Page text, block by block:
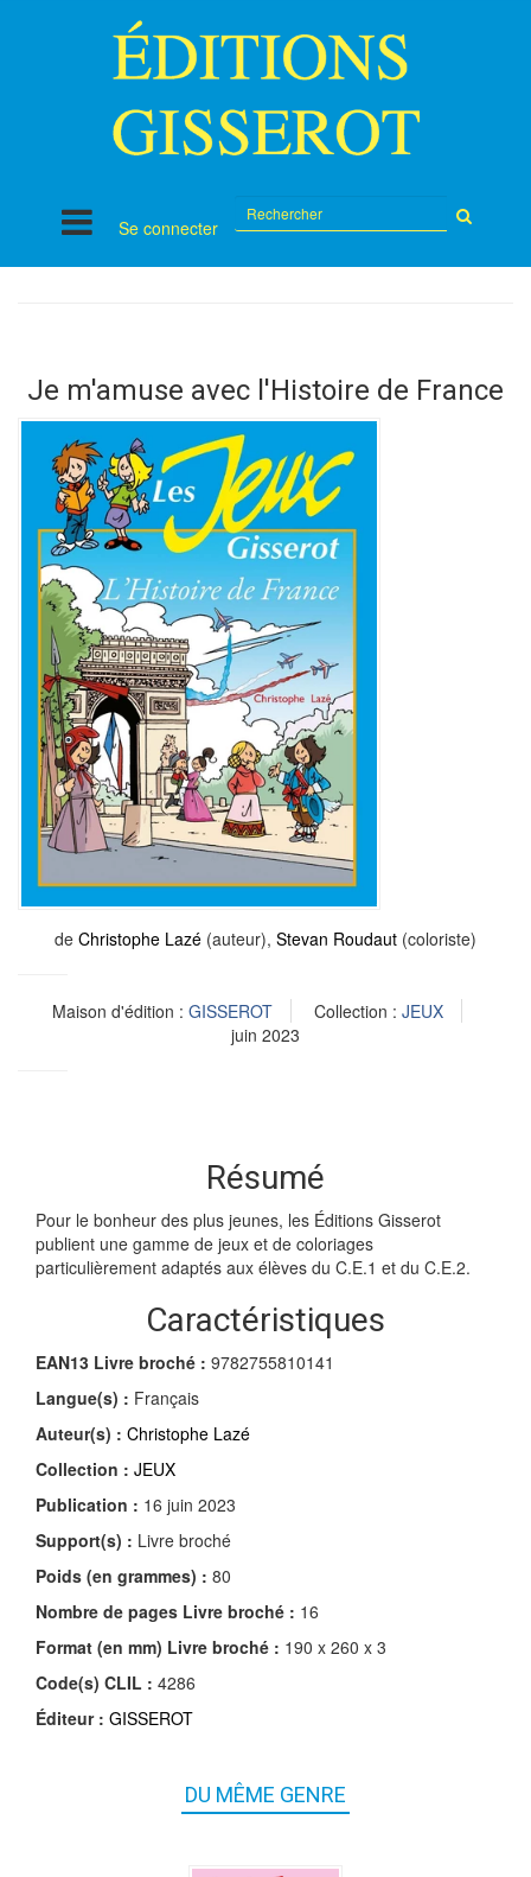
Se connecter
sur
Je m'amuse avec l'Histoire de France
de Christophe Lazé (auteur), Stevan Roudaut (coloriste)
Maison d'édition : GISSEROT Collection : JEUX
juin 2023
Résumé
Pour le bonheur des plus jeunes, les Éditions Gisserot
publient une gamme de jeux et de coloriages
particulièrement adaptés aux élèves du C.E.1 et du C.E.2.
Caractéristiques
EAN13 Livre broché : 9782755810141
Langue(s) : Français
Auteur(s) : Christophe Lazé
Collection : JEUX
Publication : 16 juin 2023
Support(s) : Livre broché
Poids (en grammes) : 80
Nombre de pages Livre broché : 16
Format (en mm) Livre broché : 190 x 260 x 3
Code(s) CLIL : 4286
Éditeur : GISSEROT
DU MÊME GENRE